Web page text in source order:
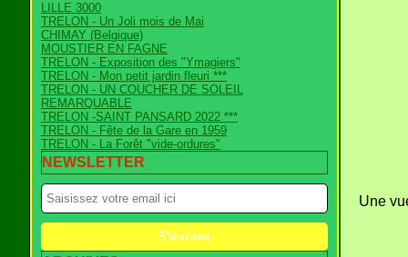
LILLE 3000
TRELON - Un Joli mois de Mai
CHIMAY (Belgique)
MOUSTIER EN FAGNE
TRELON - Exposition des "Ymagiers"
TRELON - Mon petit jardin fleuri ***
TRELON - UN COUCHER DE SOLEIL
REMARQUABLE
TRELON -SAINT PANSARD 2022 ***
TRELON - Fête de la Gare en 1959
TRELON - La Forêt "vide-ordures"
NEWSLETTER
Une